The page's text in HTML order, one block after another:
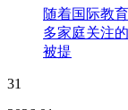
随着国际教
多家庭关注
被提
31